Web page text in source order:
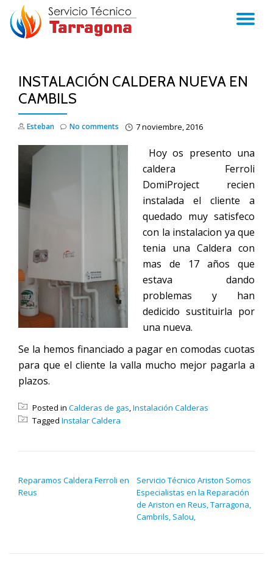
Skip
INSTALACIÓN CALDERA NUEVA EN
CAMBILS
Esteban 7 noviembre, 2016
No comments
Hoy os presento una
caldera Ferroli
DomiProject recien
instalada el cliente a
quedado muy satisfeco
con la instalacion ya que
tenia una Caldera con
mas de 17 años que
estava dando
problemas y han
dedicido sustituirla por
una nueva.
Se la hemos financiado a pagar en comodas cuotas
para que el cliente la valla mucho mejor pagarla a
plazos.
Posted in Calderas de gas,Instalación Calderas
Tagged Instalar Caldera
Reparamos Caldera Ferroli en
Reus
Servicio Técnico Ariston Somos
Especialistas en la Reparación
de Ariston en Reus, Tarragona,
Cambrils, Salou,